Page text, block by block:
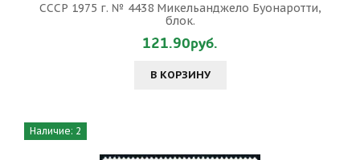
СССР 1975 г. № 4438 Микельанджело Буонаротти,
блок.
121.90руб.
В КОРЗИНУ
Наличие: 2